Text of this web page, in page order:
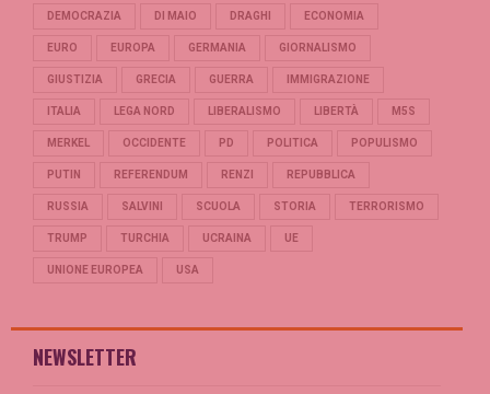
DEMOCRAZIA DI MAIO DRAGHI ECONOMIA
EURO EUROPA GERMANIA GIORNALISMO
GIUSTIZIA GRECIA GUERRA IMMIGRAZIONE
ITALIA LEGA NORD LIBERALISMO LIBERTÀ M5S
MERKEL OCCIDENTE PD POLITICA POPULISMO
PUTIN REFERENDUM RENZI REPUBBLICA
RUSSIA SALVINI SCUOLA STORIA TERRORISMO
TRUMP TURCHIA UCRAINA UE
UNIONE EUROPEA USA
NEWSLETTER